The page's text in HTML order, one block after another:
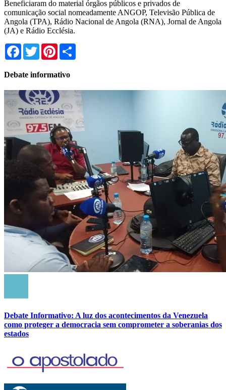
Beneficiaram do material órgãos públicos e privados de
comunicação social nomeadamente ANGOP, Televisão Pública de
Angola (TPA), Rádio Nacional de Angola (RNA), Jornal de Angola
(JA) e Rádio Ecclésia.
Facebook
TwitterPinterest
Debate informativo
Debate Informativo: A luz dos acontecimentos da Venezuela
como proteger a democracia sem comprometer a soberanias dos
estados